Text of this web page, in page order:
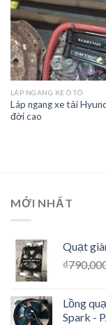
LÁP NGANG XE Ô TÔ
Láp ngang xe tải
đời cao
MỚI NHẤT
Quạt
₫
Lồng
Spark -